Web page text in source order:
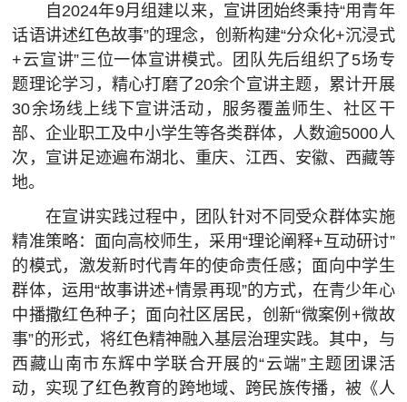
自2024年9月组建以来，宣讲团始终秉持“用青年
话语讲述红色故事”的理念，创新构建“分众化+沉浸式
+云宣讲”三位一体宣讲模式。团队先后组织了5场专
题理论学习，精心打磨了20余个宣讲主题，累计开展
30余场线上线下宣讲活动，服务覆盖师生、社区干
部、企业职工及中小学生等各类群体，人数逾5000人
次，宣讲足迹遍布湖北、重庆、江西、安徽、西藏等
地。
在宣讲实践过程中，团队针对不同受众群体实施
精准策略：面向高校师生，采用“理论阐释+互动研讨”
的模式，激发新时代青年的使命责任感；面向中学生
群体，运用“故事讲述+情景再现”的方式，在青少年心
中播撒红色种子；面向社区居民，创新“微案例+微故
事”的形式，将红色精神融入基层治理实践。其中，与
西藏山南市东辉中学联合开展的“云端”主题团课活
动，实现了红色教育的跨地域、跨民族传播，被《人